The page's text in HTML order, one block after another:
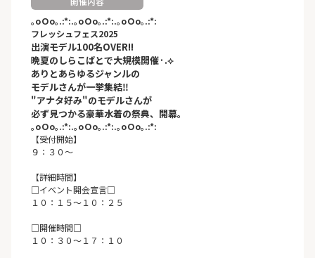
｡oＯo｡.:*:.｡oＯo｡.:*:.｡oＯo｡.:*:
フレッシュフェス2025
出演モデル100名OVER!!
晩夏のしらこばとで大規模開催·.⟡
ありとあらゆるジャンルの
モデルさんが一挙集結‼︎
"アナタ好み"のモデルさんが
必ず見つかる豪華水着の祭典、開幕。
｡oＯo｡.:*:.｡oＯo｡.:*:.｡oＯo｡.:*:
【受付開始】
９：３０〜
【詳細時間】
□イベント開会宣言□
１０：１５～１０：２５
□開催時間□
１０：３０～１７：１０